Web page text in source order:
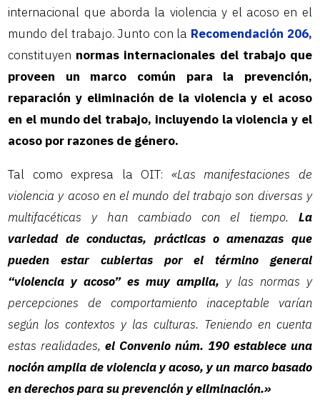
internacional que aborda la violencia y el acoso en el
mundo del trabajo. Junto con la Recomendación 206,
constituyen normas internacionales del trabajo que
proveen un marco común para la prevención,
reparación y eliminación de la violencia y el acoso
en el mundo del trabajo, incluyendo la violencia y el
acoso por razones de género.
Tal como expresa la OIT: «Las manifestaciones de
violencia y acoso en el mundo del trabajo son diversas y
multifacéticas y han cambiado con el tiempo. La
variedad de conductas, prácticas o amenazas que
pueden estar cubiertas por el término general
“violencia y acoso” es muy amplia, y las normas y
percepciones de comportamiento inaceptable varían
según los contextos y las culturas. Teniendo en cuenta
estas realidades, el Convenio núm. 190 establece una
noción amplia de violencia y acoso, y un marco basado
en derechos para su prevención y eliminación.»